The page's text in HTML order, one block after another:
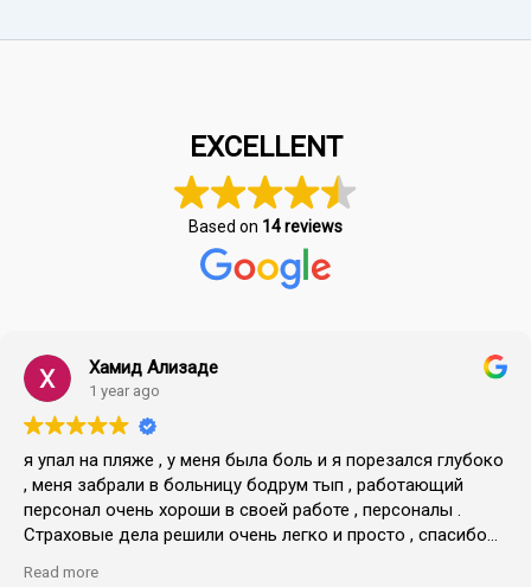
EXCELLENT
Based on 14 reviews
Хамид Ализаде
1 year ago
я упал на пляже , у меня была боль и я порезался глубоко
, меня забрали в больницу бодрум тып , работающий
персонал очень хороши в своей работе , персоналы .
Страховые дела решили очень легко и просто , спасибо
Read more